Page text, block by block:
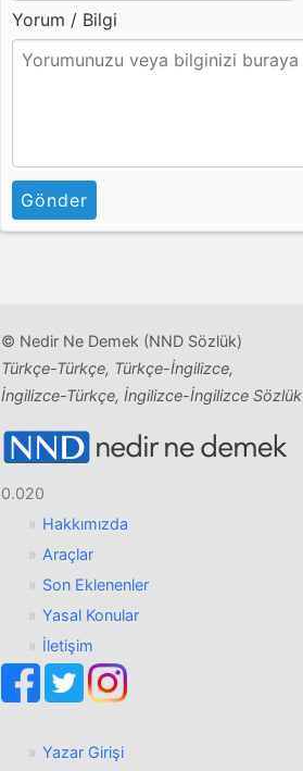
Yorum / Bilgi
Gönder
© Nedir Ne Demek (NND Sözlük)
Türkçe-Türkçe, Türkçe-İngilizce,
İngilizce-Türkçe, İngilizce-İngilizce Sözlük
0.020
Hakkımızda
Araçlar
Son Eklenenler
Yasal Konular
İletişim
Yazar Girişi